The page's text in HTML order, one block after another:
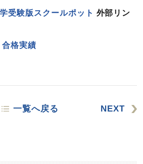
受験版スクールポット 外部リン
合格実績
一覧へ戻る NEXT